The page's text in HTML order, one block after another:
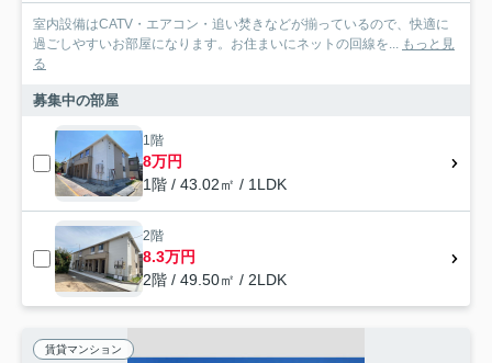
室内設備はCATV・エアコン・追い焚きなどが揃っているので、快適に
過ごしやすいお部屋になります。お住まいにネットの回線を... もっと見
る
募集中の部屋
1階
8万円
1階 / 43.02㎡ / 1LDK
2階
8.3万円
2階 / 49.50㎡ / 2LDK
賃貸マンション